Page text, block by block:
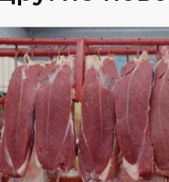
ОБЩЕСТВО